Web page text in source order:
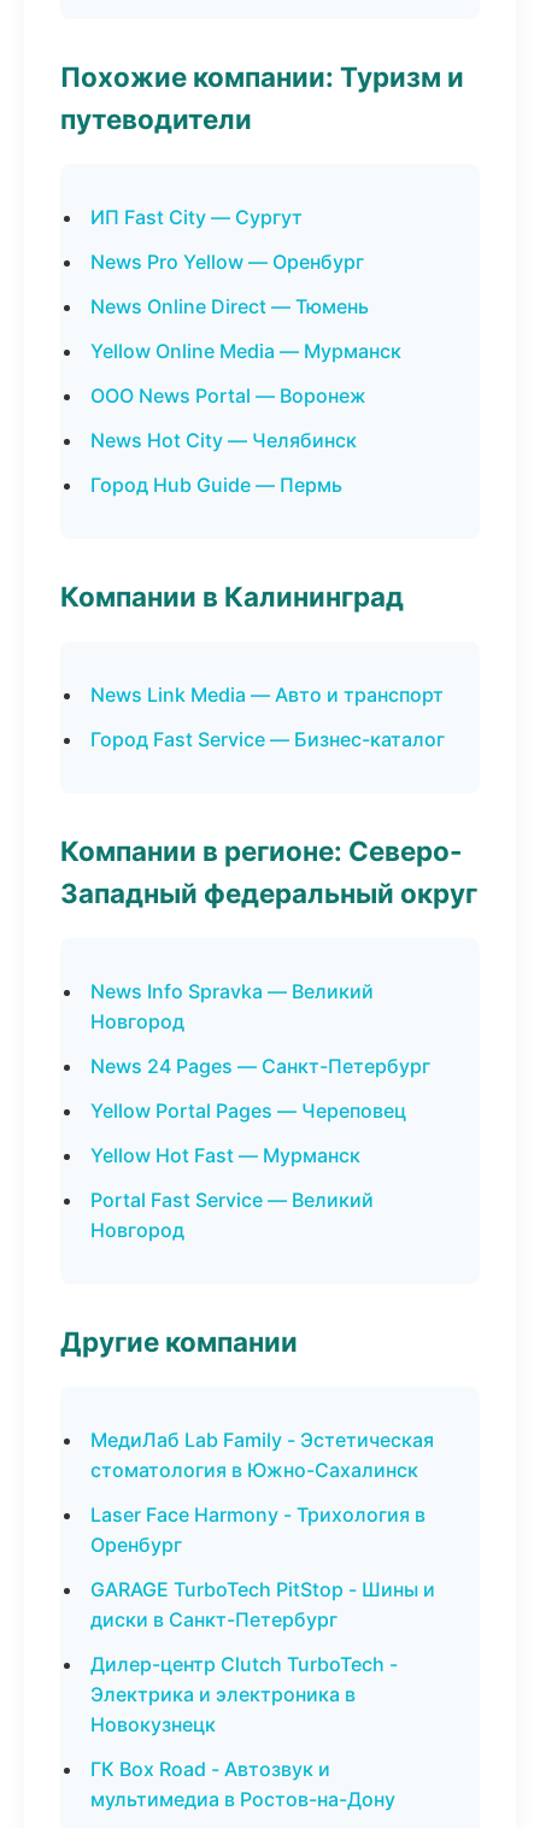
Похожие компании: Туризм и
путеводители
ИП Fast City — Сургут
News Pro Yellow — Оренбург
News Online Direct — Тюмень
Yellow Online Media — Мурманск
ООО News Portal — Воронеж
News Hot City — Челябинск
Город Hub Guide — Пермь
Компании в Калининград
News Link Media — Авто и транспорт
Город Fast Service — Бизнес-каталог
Компании в регионе: Северо-
Западный федеральный округ
News Info Spravka — Великий
Новгород
News 24 Pages — Санкт-Петербург
Yellow Portal Pages — Череповец
Yellow Hot Fast — Мурманск
Portal Fast Service — Великий
Новгород
Другие компании
МедиЛаб Lab Family - Эстетическая
стоматология в Южно-Сахалинск
Laser Face Harmony - Трихология в
Оренбург
GARAGE TurboTech PitStop - Шины и
диски в Санкт-Петербург
Дилер-центр Clutch TurboTech -
Электрика и электроника в
Новокузнецк
ГК Box Road - Автозвук и
мультимедиа в Ростов-на-Дону